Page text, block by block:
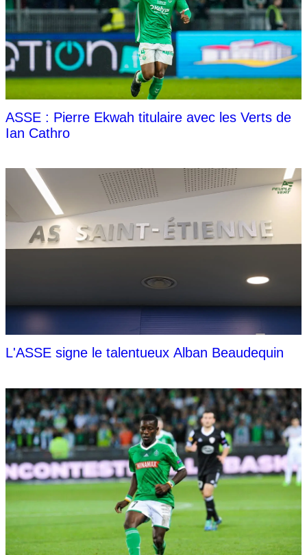
ASSE : Pierre Ekwah titulaire avec les Verts de
Ian Cathro
L'ASSE signe le talentueux Alban Beaudequin